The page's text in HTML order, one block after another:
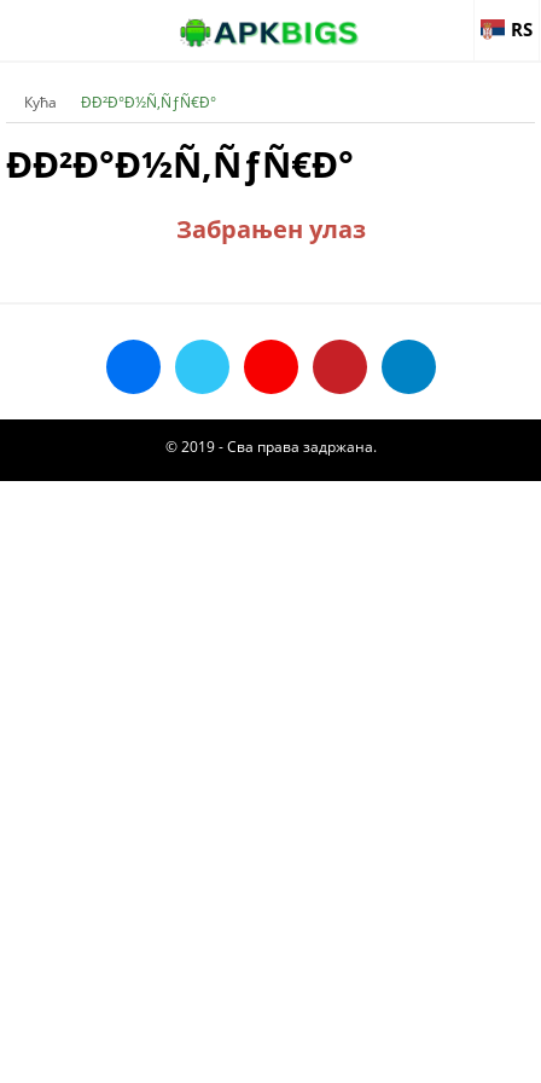
RS
Кућа ÐÐ²Ð°Ð½Ñ‚ÑƒÑ€Ð°
ÐÐ²Ð°Ð½Ñ‚ÑƒÑ€Ð°
Забрањен улаз
© 2019 - Сва права задржана.